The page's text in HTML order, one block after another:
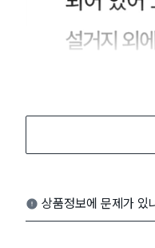
상품정보에 문제가 있